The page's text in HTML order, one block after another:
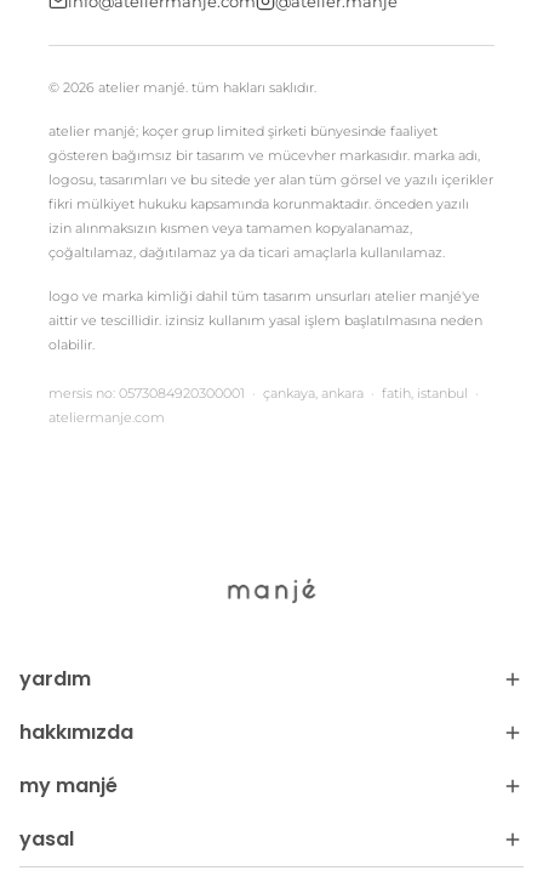
© 2026 atelier manjé. tüm hakları saklıdır.
atelier manjé; koçer grup limited şirketi bünyesinde faaliyet
gösteren bağımsız bir tasarım ve mücevher markasıdır. marka adı,
logosu, tasarımları ve bu sitede yer alan tüm görsel ve yazılı içerikler
fikri mülkiyet hukuku kapsamında korunmaktadır. önceden yazılı
izin alınmaksızın kısmen veya tamamen kopyalanamaz,
çoğaltılamaz, dağıtılamaz ya da ticari amaçlarla kullanılamaz.
logo ve marka kimliği dahil tüm tasarım unsurları atelier manjé'ye
aittir ve tescillidir. izinsiz kullanım yasal işlem başlatılmasına neden
olabilir.
mersis no: 0573084920300001 · çankaya, ankara · fatih, istanbul ·
ateliermanje.com
yardım
hakkımızda
my manjé
yasal